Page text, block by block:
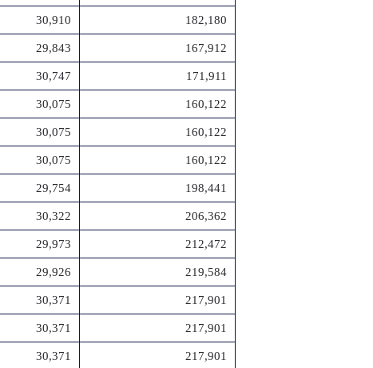
30,910 182,180
29,843 167,912
30,747 171,911
30,075 160,122
30,075 160,122
30,075 160,122
29,754 198,441
30,322 206,362
29,973 212,472
29,926 219,584
30,371 217,901
30,371 217,901
30,371 217,901